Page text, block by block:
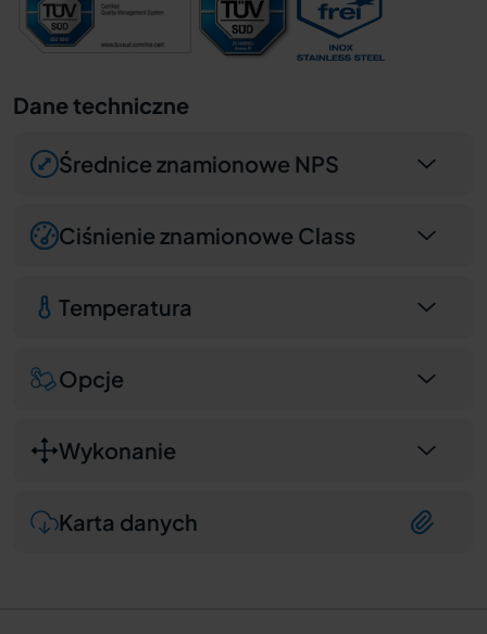
Dane techniczne
Średnice znamionowe NPS
Ciśnienie znamionowe Class
Temperatura
Opcje
Wykonanie
Karta danych